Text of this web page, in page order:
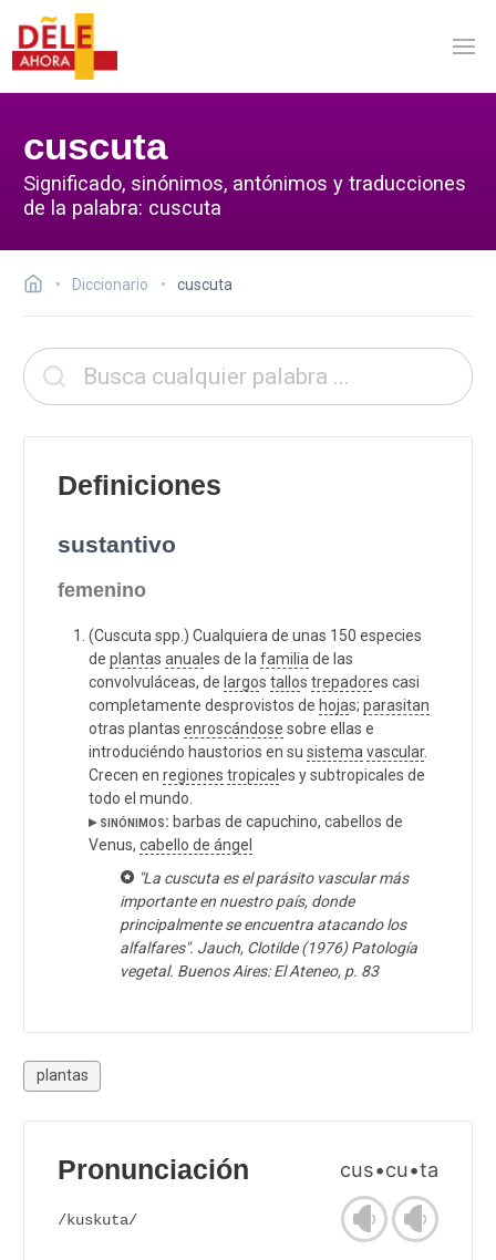
cuscuta
Significado, sinónimos, antónimos y traducciones
de la palabra: cuscuta
Diccionario cuscuta
Definiciones
sustantivo
femenino
(Cuscuta spp.) Cualquiera de unas 150 especies
de plantas anual es de la familia de las
convolvuláceas, de largos tallos trepadores casi
completamente desprovistos de hojas; parasitan
otras plantas enroscándose sobre ellas e
introduciéndo haustorios en su sistema vascular.
Crecen en regiones tropical es y subtropicales de
todo el mundo.
▸ sinónimos: barbas de capuchino, cabellos de
Venus, cabello de ángel
"La cuscuta es el parásito vascular más
importante en nuestro país, donde
principalmente se encuentra atacando los
alfalfares". Jauch, Clotilde (1976) Patología
vegetal. Buenos Aires: El Ateneo, p. 83
plantas
Pronunciación cus•cu•ta
/kuskuta/